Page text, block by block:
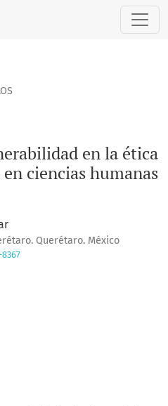
en la ética de la
en la ética
ciencias humanas
Querétaro. México